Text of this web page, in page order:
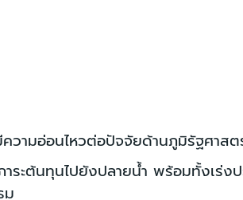
ามอ่อนไหวต่อปัจจัยด้านภูมิรัฐศาส
าระต้นทุนไปยังปลายน้ำ พร้อมทั้งเ
ม